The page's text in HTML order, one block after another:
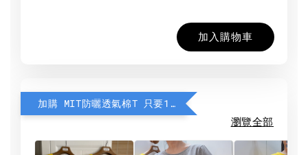
加入購物車
加購 MIT防曬透氣棉T 只要190元
瀏覽全部